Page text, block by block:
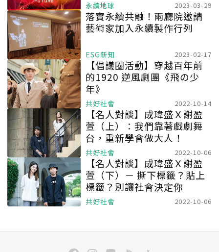
永續地球 2023-03-29
落實永續共融！兩廳院邀請
藝術家加入永續製作行列
ESG新知 2023-02-17
【倡議圈活動】穿越百年前
的1920 逆風劇團《飛の少
年》
共好社會 2022-10-14
【名人對談】成瑋盛Ｘ謝盈
萱（上）：我們靠著戲劇舞
台，重新學會做大人！
共好社會 2022-10-06
【名人對談】成瑋盛Ｘ謝盈
萱（下）－ 撕下標籤？貼上
標籤？別讓社會決定你
共好社會 2022-10-06